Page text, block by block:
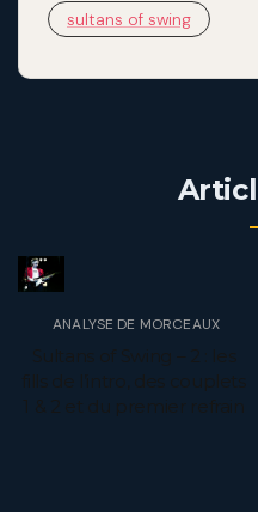
sultans of swing
ANALYSE DE MORCEAUX